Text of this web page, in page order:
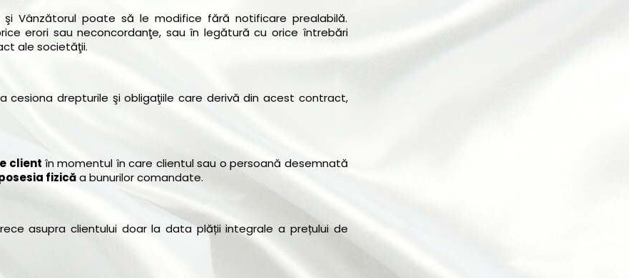
Vânzătorul poate să le modifice fără notificare prealabilă.
erori sau neconcordanţe, sau în legătură cu orice întrebări
ale societăţii.
drepturile şi obligaţiile care derivă din acest contract,
client în momentul în care clientul sau o persoană desemnată
fizicăa bunurilor comandate.
asupra clientului doar la data plății integrale a prețului de